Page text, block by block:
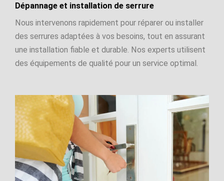
Dépannage et installation de serrure
Nous intervenons rapidement pour réparer ou installer
des serrures adaptées à vos besoins, tout en assurant
une installation fiable et durable. Nos experts utilisent
des équipements de qualité pour un service optimal.